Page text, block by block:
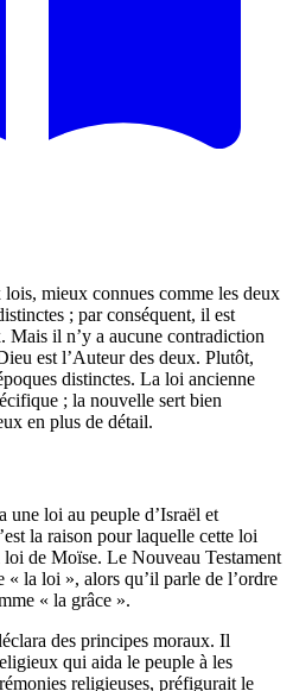
mieux connues comme les deux
; par conséquent, il est
Mais il n’y a aucune contradiction
est l’Auteur des deux. Plutôt,
distinctes. La loi ancienne
; la nouvelle sert bien
en plus de détail.
loi au peuple d’Israël et
la raison pour laquelle cette loi
de Moïse. Le Nouveau Testament
« la loi », alors qu’il parle de l’ordre
« la grâce ».
des principes moraux. Il
qui aida le peuple à les
religieuses, préfigurait le